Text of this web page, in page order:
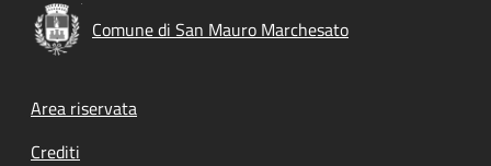
Comune di San Mauro Marchesato
Footer menu
Area riservata
Crediti